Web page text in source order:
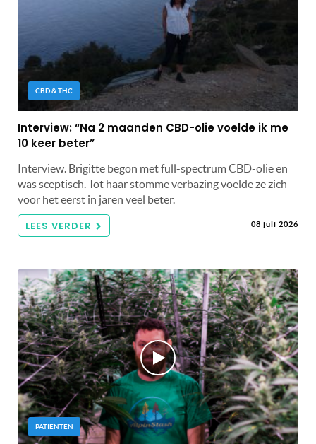
CBD & THC
Interview: “Na 2 maanden CBD-olie voelde ik me
10 keer beter”
Interview. Brigitte begon met full-spectrum CBD-olie en
was sceptisch. Tot haar stomme verbazing voelde ze zich
voor het eerst in jaren veel beter.
LEES VERDER 08 juli 2026
PATIËNTEN